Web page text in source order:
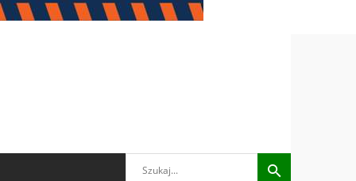
Search